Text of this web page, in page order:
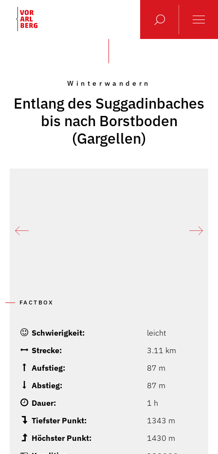
Winterwandern
Entlang des Suggadinbaches
bis nach Borstboden
(Gargellen)
FACTBOX
Schwierigkeit:
leicht
Strecke:
3.11 km
Aufstieg:
87 m
Abstieg:
87 m
Dauer:
1 h
Tiefster Punkt:
1343 m
Höchster Punkt:
1430 m